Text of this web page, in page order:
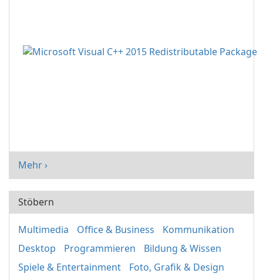
Mehr ›
Stöbern
Multimedia Office & Business
Kommunikation
Desktop
Programmieren
Bildung & Wissen
Spiele & Entertainment
Foto, Grafik & Design